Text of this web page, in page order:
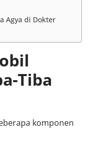
Agya di Dokter
Tiba
komponen